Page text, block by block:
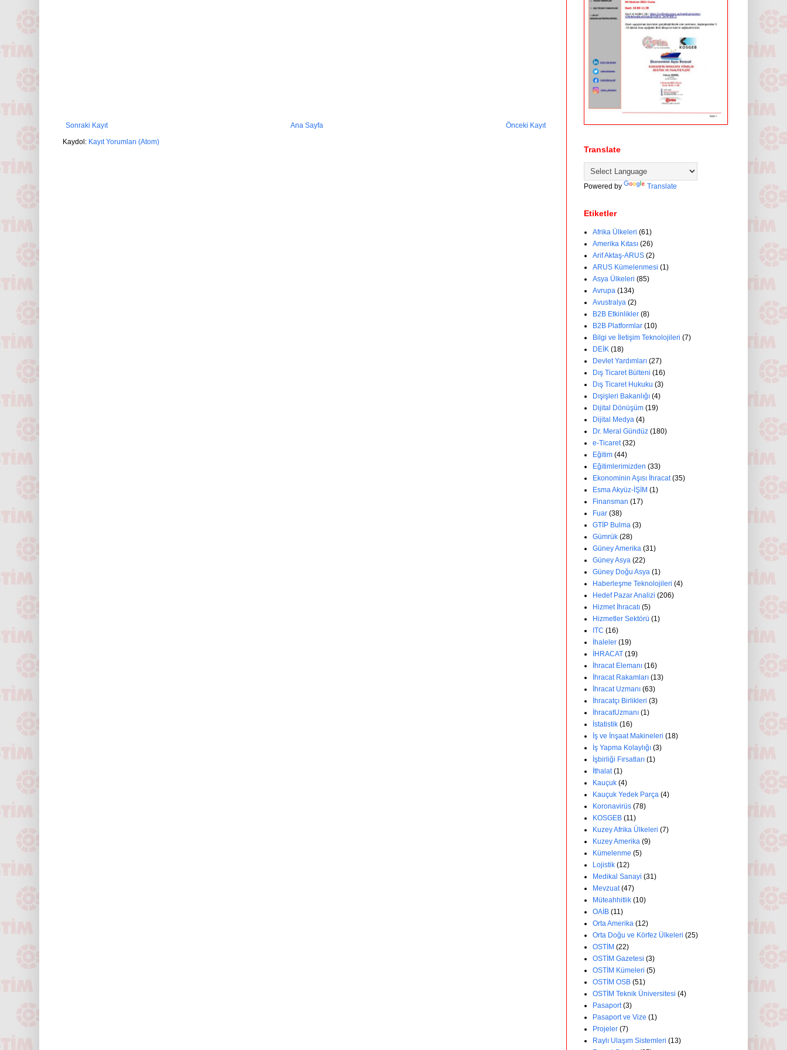
Sonraki Kayıt Önceki Kayıt
Ana Sayfa
Kaydol: Kayıt Yorumları (Atom)
Translate
Powered by Translate
Etiketler
Afrika Ülkeleri (61)
Amerika Kıtası (26)
Arif Aktaş-ARUS (2)
ARUS Kümelenmesi (1)
Asya Ülkeleri (85)
Avrupa (134)
Avustralya (2)
B2B Etkinlikler (8)
B2B Platformlar (10)
Bilgi ve İletişim Teknolojileri (7)
DEİK (18)
Devlet Yardımları (27)
Dış Ticaret Bülteni (16)
Dış Ticaret Hukuku (3)
Dışişleri Bakanlığı (4)
Dijital Dönüşüm (19)
Dijital Medya (4)
Dr. Meral Gündüz (180)
e-Ticaret (32)
Eğitim (44)
Eğitimlerimizden (33)
Ekonominin Aşısı İhracat (35)
Esma Akyüz-İŞİM (1)
Finansman (17)
Fuar (38)
GTİP Bulma (3)
Gümrük (28)
Güney Amerika (31)
Güney Asya (22)
Güney Doğu Asya (1)
Haberleşme Teknolojileri (4)
Hedef Pazar Analizi (206)
Hizmet İhracatı (5)
Hizmetler Sektörü (1)
ITC (16)
İhaleler (19)
İHRACAT (19)
İhracat Elemanı (16)
İhracat Rakamları (13)
İhracat Uzmanı (63)
İhracatçı Birlikleri (3)
İhracatUzmanı (1)
İstatistik (16)
İş ve İnşaat Makineleri (18)
İş Yapma Kolaylığı (3)
İşbirliği Fırsatları (1)
İthalat (1)
Kauçuk (4)
Kauçuk Yedek Parça (4)
Koronavirüs (78)
KOSGEB (11)
Kuzey Afrika Ülkeleri (7)
Kuzey Amerika (9)
Kümelenme (5)
Lojistik (12)
Medikal Sanayi (31)
Mevzuat (47)
Müteahhitlik (10)
OAİB (11)
Orta Amerika (12)
Orta Doğu ve Körfez Ülkeleri (25)
OSTİM (22)
OSTİM Gazetesi (3)
OSTİM Kümeleri (5)
OSTİM OSB (51)
OSTİM Teknik Üniversitesi (4)
Pasaport (3)
Pasaport ve Vize (1)
Projeler (7)
Raylı Ulaşım Sistemleri (13)